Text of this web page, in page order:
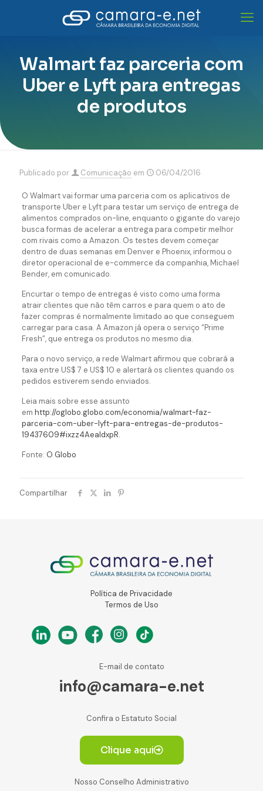
Walmart faz parceria com
Uber e Lyft para entregas
de produtos
Publicado por Comunicação em 06/04/2016
O Walmart vai formar uma parceria com os aplicativos de
transporte Uber e Lyft para testar um serviço de entrega de
alimentos comprados on-line, enquanto o gigante do varejo
busca formas de acelerar a entrega para competir melhor
com rivais como a Amazon. Os testes devem começar
dentro de duas semanas em Denver e Phoenix, informou o
diretor operacional de e-commerce da companhia, Michael
Bender, em comunicado.
Encurtar o tempo de entregas é visto como uma forma
atrair clientes que não têm carros e para quem o ato de
fazer compras é normalmente limitado ao que conseguem
carregar para casa. A Amazon já opera o serviço “Prime
Fresh”, que entrega os produtos no mesmo dia.
Para o novo serviço, a rede Walmart afirmou que cobrará a
taxa entre US$ 7 e US$ 10 e alertará os clientes quando os
pedidos estiverem sendo enviados.
Leia mais sobre esse assunto
em http://oglobo.globo.com/economia/walmart-faz-
parceria-com-uber-lyft-para-entregas-de-produtos-
19437609#ixzz4AeaIdxpR.
Fonte: O Globo
Compartilhar
Política de Privacidade
Termos de Uso
E-mail de contato
info@camara-e.net
Confira o Estatuto Social
Clique aqui
Nosso Conselho Administrativo